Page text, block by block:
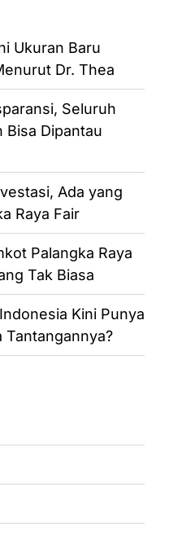
Ukuran Baru
Dr. Thea
Seluruh
Bisa Dipantau
Ada yang
Raya Fair
Palangka Raya
Tak Biasa
Kini Punya
Tantangannya?